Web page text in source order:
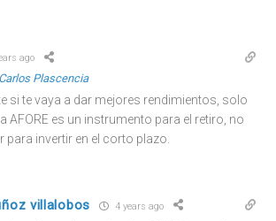
ago
Carlos Plascencia
si te vaya a dar mejores rendimientos, solo
AFORE es un instrumento para el retiro, no
para invertir en el corto plazo.
villalobos 4 years ago